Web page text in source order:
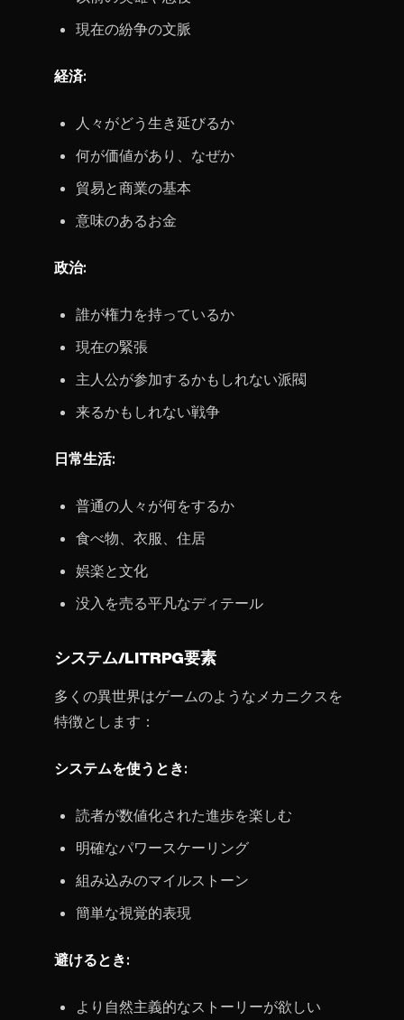
現在の紛争の文脈
経済:
人々がどう生き延びるか
何が価値があり、なぜか
貿易と商業の基本
意味のあるお金
政治:
誰が権力を持っているか
現在の緊張
主人公が参加するかもしれない派閥
来るかもしれない戦争
日常生活:
普通の人々が何をするか
食べ物、衣服、住居
娯楽と文化
没入を売る平凡なディテール
システム/LITRPG要素
多くの異世界はゲームのようなメカニクスを
特徴とします：
システムを使うとき:
読者が数値化された進歩を楽しむ
明確なパワースケーリング
組み込みのマイルストーン
簡単な視覚的表現
避けるとき:
より自然主義的なストーリーが欲しい